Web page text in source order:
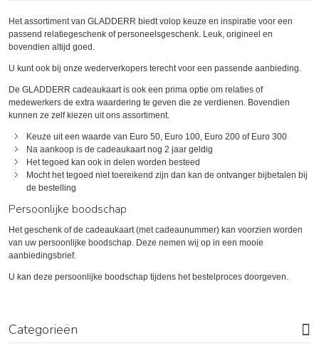
Het assortiment van GLADDERR biedt volop keuze en inspiratie voor een
passend relatiegeschenk of personeelsgeschenk. Leuk, origineel en
bovendien altijd goed.
U kunt ook bij onze wederverkopers terecht voor een passende aanbieding.
De GLADDERR cadeaukaart is ook een prima optie om relaties of
medewerkers de extra waardering te geven die ze verdienen. Bovendien
kunnen ze zelf kiezen uit ons assortiment.
Keuze uit een waarde van Euro 50, Euro 100, Euro 200 of Euro 300
Na aankoop is de cadeaukaart nog 2 jaar geldig
Het tegoed kan ook in delen worden besteed
Mocht het tegoed niet toereikend zijn dan kan de ontvanger bijbetalen bij
de bestelling
Persoonlijke boodschap
Het geschenk of de cadeaukaart (met cadeaunummer) kan voorzien worden
van uw persoonlijke boodschap. Deze nemen wij op in een mooie
aanbiedingsbrief.
U kan deze persoonlijke boodschap tijdens het bestelproces doorgeven.
Categorieën